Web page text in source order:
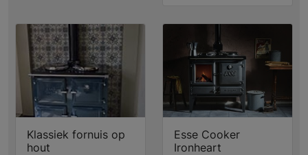
Klassiek fornuis op
hout
Esse Cooker
Ironheart